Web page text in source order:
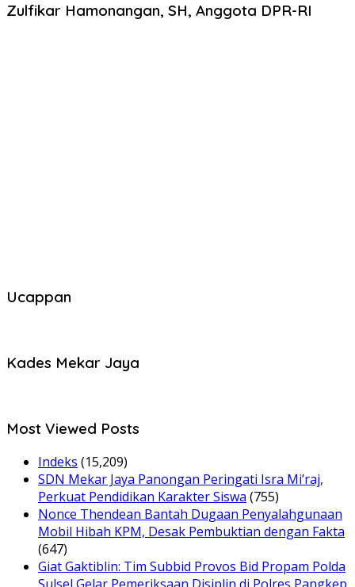
Zulfikar Hamonangan, SH, Anggota DPR-RI
Ucappan
Kades Mekar Jaya
Most Viewed Posts
Indeks (15,209)
SDN Mekar Jaya Panongan Peringati Isra Mi’raj,
Perkuat Pendidikan Karakter Siswa (755)
Nonce Thendean Bantah Dugaan Penyalahgunaan
Mobil Hibah KPM, Desak Pembuktian dengan Fakta
(647)
Giat Gaktiblin: Tim Subbid Provos Bid Propam Polda